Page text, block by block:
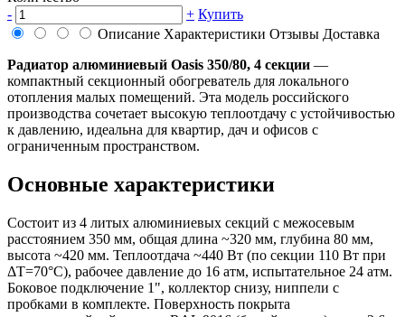
-
+ Купить
Описание Характеристики Отзывы Доставка
Радиатор алюминиевый Oasis 350/80, 4 секции —
компактный секционный обогреватель для локального
отопления малых помещений. Эта модель российского
производства сочетает высокую теплоотдачу с устойчивостью
к давлению, идеальна для квартир, дач и офисов с
ограниченным пространством.
Основные характеристики
Состоит из 4 литых алюминиевых секций с межосевым
расстоянием 350 мм, общая длина ~320 мм, глубина 80 мм,
высота ~420 мм. Теплоотдача ~440 Вт (по секции 110 Вт при
ΔT=70°C), рабочее давление до 16 атм, испытательное 24 атм.
Боковое подключение 1", коллектор снизу, ниппели с
пробками в комплекте. Поверхность покрыта